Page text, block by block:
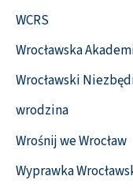
WCRS
Wrocławska
Wrocławski
wrodzina
Wrośnij we Wrocław
Wyprawka